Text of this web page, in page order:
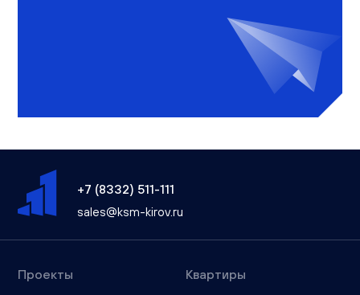
+7 (8332) 511-111
sales@ksm-kirov.ru
Проекты Квартиры